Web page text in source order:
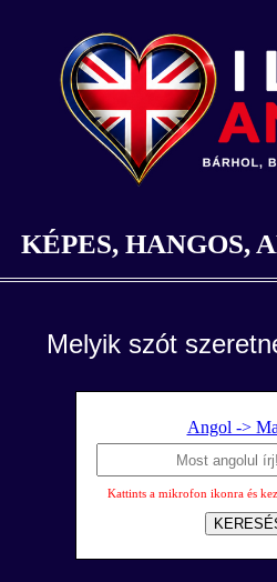
KÉPES, HANGOS,
Melyik szót
Angol ->
Kattints a mikrofon ikonra és